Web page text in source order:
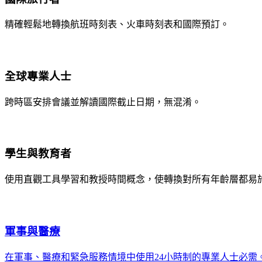
精確輕鬆地轉換航班時刻表、火車時刻表和國際預訂。
全球專業人士
跨時區安排會議並解讀國際截止日期，無混淆。
學生與教育者
使用直觀工具學習和教授時間概念，使轉換對所有年齡層都易
軍事與醫療
在軍事、醫療和緊急服務情境中使用24小時制的專業人士必需